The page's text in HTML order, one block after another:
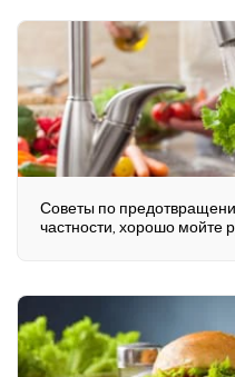
Советы по
частности, хорошо мойте